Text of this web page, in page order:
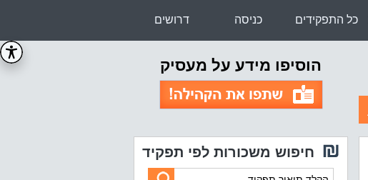
דרושים כניסה כל התפקידים
הוסיפו מידע על מעסיק
חיפוש משכורות לפי תפקיד